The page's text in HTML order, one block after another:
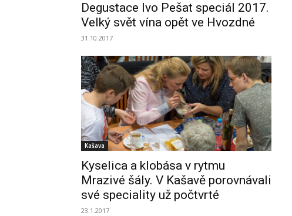
Degustace Ivo Pešat speciál 2017.
Velký svět vína opět ve Hvozdné
31.10.2017
Kašava
Kyselica a klobása v rytmu
Mrazivé šály. V Kašavě porovnávali
své speciality už počtvrté
23.1.2017